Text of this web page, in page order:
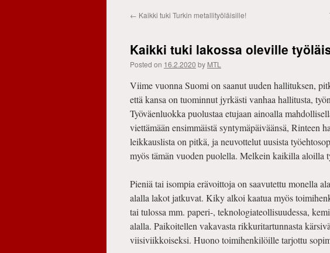
← Kaikki tuki Turkin metallityöläisille!
Kaikki tuki lakossa oleville
Posted on 16.2.2020 by MTL
Viime vuonna Suomi on saanut uuden hallituksen,
että kansa on tuominnut jyrkästi vanhaa hallitusta,
Työväenluokka puolustaa etujaan ainoalla
viettämään ensimmäistä syntymäpäiväänsä, Rinteen
leikkauslista on pitkä, ja neuvottelut uusista
myös tämän vuoden puolella. Melkein kaikilla
Pieniä tai isompia erävoittoja on saavutettu monella
alalla lakot jatkuvat. Kiky alkoi kaatua myös
tai tulossa mm. paperi-, teknologiateollisuudessa,
alalla. Paikoitellen vakavasta rikkuritartunnasta
viisiviikkoiseksi. Huono toimihenkilöille tarjottu